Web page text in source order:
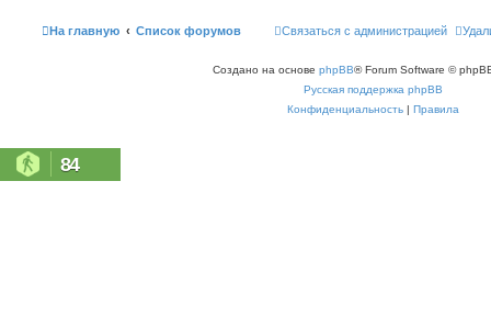
На главную Список форумов Связаться с администрацией
Создано на основе phpBB® Forum Software ©
Русская поддержка phpBB
Конфиденциальность | Правила
84